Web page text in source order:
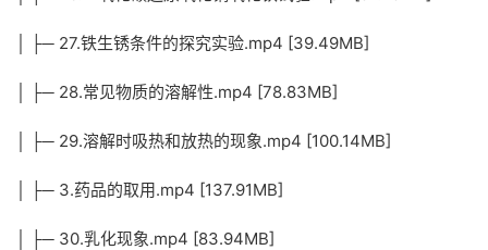
│ ├─ 27.铁生锈条件的探究实验.mp4 [39.49MB]
│ ├─ 28.常见物质的溶解性.mp4 [78.83MB]
│ ├─ 29.溶解时吸热和放热的现象.mp4 [100.14MB]
│ ├─ 3.药品的取用.mp4 [137.91MB]
│ ├─ 30.乳化现象.mp4 [83.94MB]